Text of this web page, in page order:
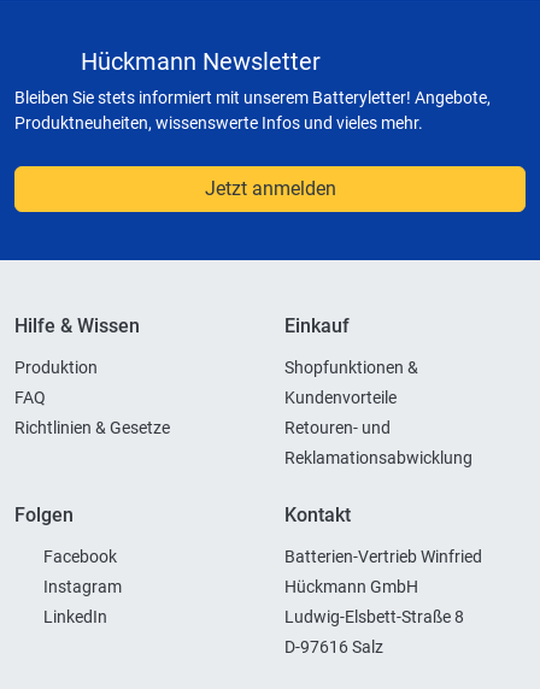
Hückmann Newsletter
Bleiben Sie stets informiert mit unserem Batteryletter! Angebote,
Produktneuheiten, wissenswerte Infos und vieles mehr.
Jetzt anmelden
Hilfe & Wissen
Produktion
FAQ
Richtlinien & Gesetze
Einkauf
Shopfunktionen &
Kundenvorteile
Retouren- und
Reklamationsabwicklung
Folgen
Facebook
Instagram
LinkedIn
Kontakt
Batterien-Vertrieb Winfried
Hückmann GmbH
Ludwig-Elsbett-Straße 8
D-97616 Salz